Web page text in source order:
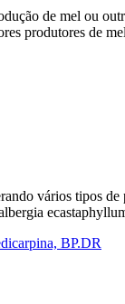
de mel ou
produtores de
vários tipos de
BP.DR